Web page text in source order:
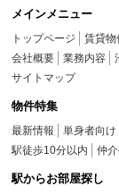
メインメニュー
トップページ 賃貸物
会社概要
業務内容
サイトマップ
物件特集
最新情報 単身者向け
駅徒歩10分以内
仲
駅からお部屋探し